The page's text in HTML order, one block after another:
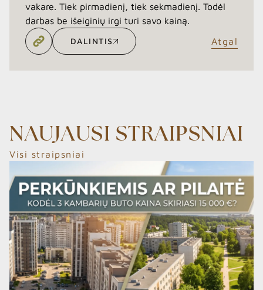
vakare. Tiek pirmadienį, tiek sekmadienį. Todėl
darbas be išeiginių irgi turi savo kainą.
DALINTIS
Atgal
NAUJAUSI STRAIPSNIAI
Visi straipsniai